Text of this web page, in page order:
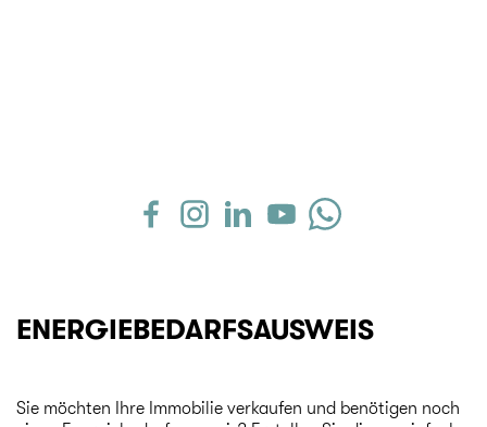
ENERGIEBEDARFSAUSWEIS
Sie möchten Ihre Immobilie verkaufen und benötigen noch